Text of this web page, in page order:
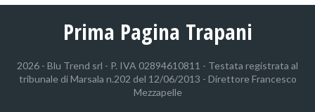
Prima Pagina Trapani
2026 - Blu Trend srl - P. IVA 02894610811 - Testata registrata al
tribunale di Marsala n.202 del 12/06/2013 - Direttore Francesco
Mezzapelle